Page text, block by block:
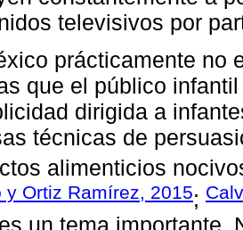
televisivos por
prácticamente no
que el público
dirigida a
técnicas de
alimenticios
y Ortiz Ramírez, 2015;
un tema importante.